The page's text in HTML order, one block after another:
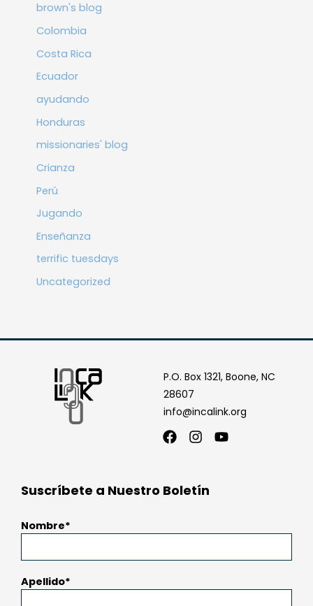
brown's blog
Colombia
Costa Rica
Ecuador
ayudando
Honduras
missionaries' blog
Crianza
Perú
Jugando
Enseñanza
terrific tuesdays
Uncategorized
P.O. Box 1321, Boone, NC
28607
info@incalink.org
Facebook
Instagram
Youtube
Suscríbete a Nuestro Boletín
Nombre
Apellido